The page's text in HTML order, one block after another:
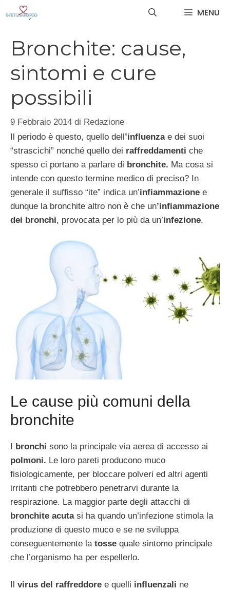
MENU
Bronchite: cause,
sintomi e cure
possibili
9 Febbraio 2014 di Redazione
Il periodo è questo, quello dell’influenzae dei suoi
“strascichi” nonché quello dei raffreddamenti che
spesso ci portano a parlare di bronchite. Ma cosa si
intende con questo termine medico di preciso? In
generale il suffisso “ite” indica un’infiammazione e
dunque la bronchite altro non è che un’infiammazione
dei bronchi, provocata per lo più da un’infezione.
Le cause più comuni della
bronchite
bronchi sono la principale via aerea di accesso ai
polmoni. Le loro pareti producono muco
fisiologicamente, per bloccare polveri ed altri agenti
irritanti che potrebbero penetrarvi durante la
respirazione. La maggior parte degli attacchi di
bronchite acutasi ha quando un’infezione stimola la
produzione di questo muco e se ne sviluppa
conseguentemente latosse quale sintomo principale
che l’organismo ha per espellerlo.
Il virus del raffreddore e quelli influenzali ne